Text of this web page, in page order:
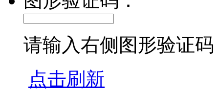
请输入右侧图形验证码
点击刷新